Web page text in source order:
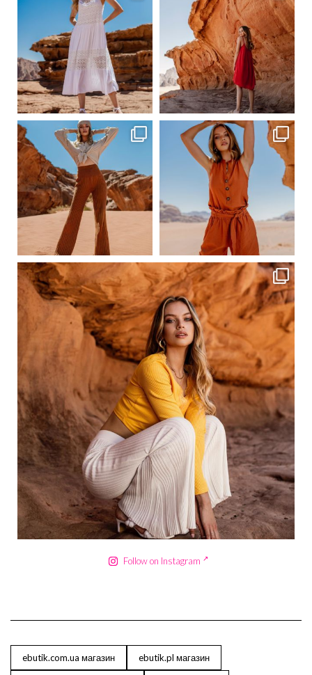
Сер 19 Сер 19
ebutikpl
Сер 19
ebutikpl
Сер 18
ebutikpl
Сер 17
Follow on Instagram
ebutik.com.ua магазин ebutik.pl магазин